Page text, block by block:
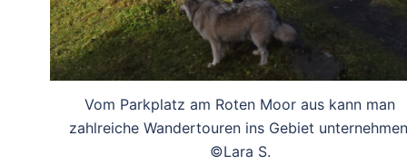
Vom Parkplatz am Roten Moor aus kann man
zahlreiche Wandertouren ins Gebiet
©Lara S.